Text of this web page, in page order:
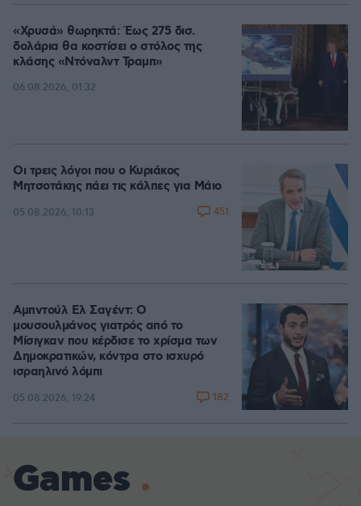
«Χρυσά» θωρηκτά: Έως 275 δισ.
δολάρια θα κοστίσει ο στόλος της
κλάσης «Ντόναλντ Τραμπ»
06.08.2026, 01:32
Οι τρεις λόγοι που ο Κυριάκος
Μητσοτάκης πάει τις κάλπες για Μάιο
05.08.2026, 10:13 451
Αμπντούλ Ελ Σαγέντ: Ο
μουσουλμάνος γιατρός από το
Μίσιγκαν που κέρδισε το χρίσμα των
Δημοκρατικών, κόντρα στο ισχυρό
ισραηλινό λόμπι
05.08.2026, 19:24 182
Games